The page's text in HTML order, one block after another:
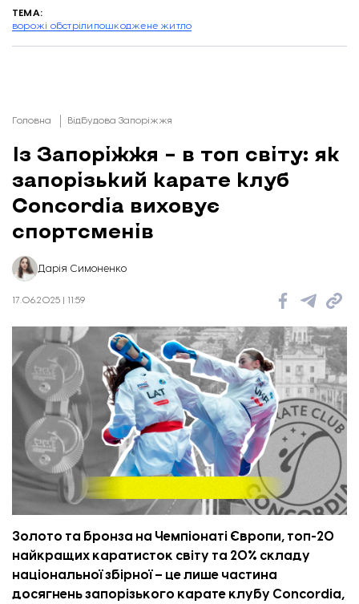
Вибиті вікна в гуртожитку. Фото: ЗОВА.
ТЕМА:
ворожі обстріли пошкоджене житло
Головна Відбудова Запоріжжя
Із Запоріжжя – в топ світу: як
запорізький карате клуб
Concordia виховує
спортсменів
Дарія Симоненко
17.06.2025 | 11:59
Золото та бронза на Чемпіонаті Європи, топ-20
найкращих каратисток світу та 20% складу
національної збірної – це лише частина
досягнень запорізького карате клубу Concordia,